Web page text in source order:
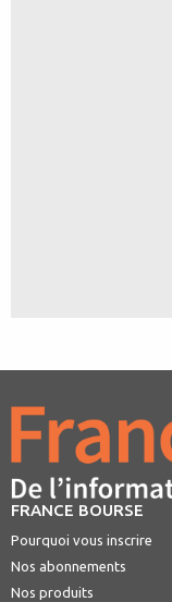
FRANCE BOURSE
Pourquoi vous inscrire
Nos abonnements
Nos produits